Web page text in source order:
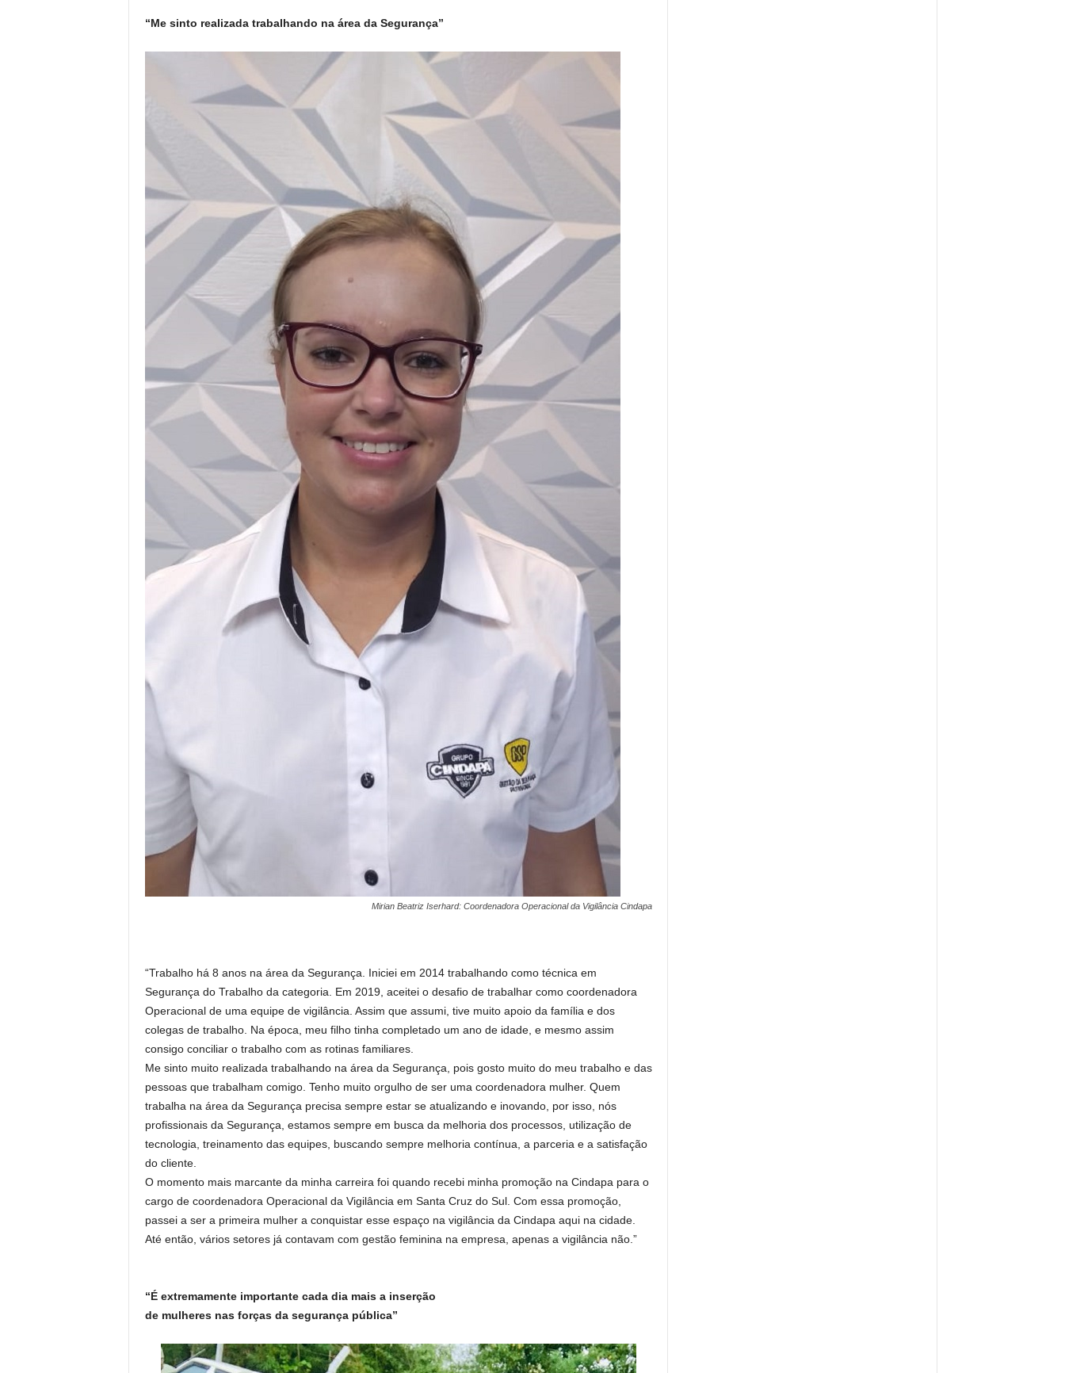
“Me sinto realizada trabalhando na área da Segurança”
Mirian Beatriz Iserhard: Coordenadora Operacional da Vigilância Cindapa
“Trabalho há 8 anos na área da Segurança. Iniciei em 2014 trabalhando como técnica em
Segurança do Trabalho da categoria. Em 2019, aceitei o desafio de trabalhar como coordenadora
Operacional de uma equipe de vigilância. Assim que assumi, tive muito apoio da família e dos
colegas de trabalho. Na época, meu filho tinha completado um ano de idade, e mesmo assim
consigo conciliar o trabalho com as rotinas familiares.
Me sinto muito realizada trabalhando na área da Segurança, pois gosto muito do meu trabalho e das
pessoas que trabalham comigo. Tenho muito orgulho de ser uma coordenadora mulher. Quem
trabalha na área da Segurança precisa sempre estar se atualizando e inovando, por isso, nós
profissionais da Segurança, estamos sempre em busca da melhoria dos processos, utilização de
tecnologia, treinamento das equipes, buscando sempre melhoria contínua, a parceria e a satisfação
do cliente.
O momento mais marcante da minha carreira foi quando recebi minha promoção na Cindapa para o
cargo de coordenadora Operacional da Vigilância em Santa Cruz do Sul. Com essa promoção,
passei a ser a primeira mulher a conquistar esse espaço na vigilância da Cindapa aqui na cidade.
Até então, vários setores já contavam com gestão feminina na empresa, apenas a vigilância não.”
“É extremamente importante cada dia mais a inserção
de mulheres nas forças da segurança pública”